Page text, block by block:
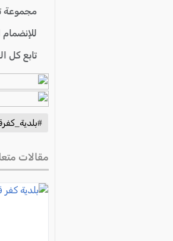
مجموعة
تابع كل
مقالات